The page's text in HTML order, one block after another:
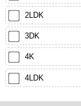
2LDK
3DK
4K
4LDK